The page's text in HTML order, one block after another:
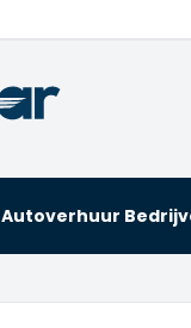
Autoverhuur